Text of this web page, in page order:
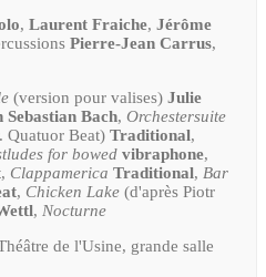
, Laurent Fraiche, Jérôme
Pierre-Jean Carrus,
(version pour valises) Julie
Sebastian Bach, Orchestersuite
Quatuor Beat) Traditional,
for bowed vibraphone,
, Clappamerica Traditional, Bar
, Chicken Lake (d'après Piotr
, Nocturne
de l'Usine, grande salle